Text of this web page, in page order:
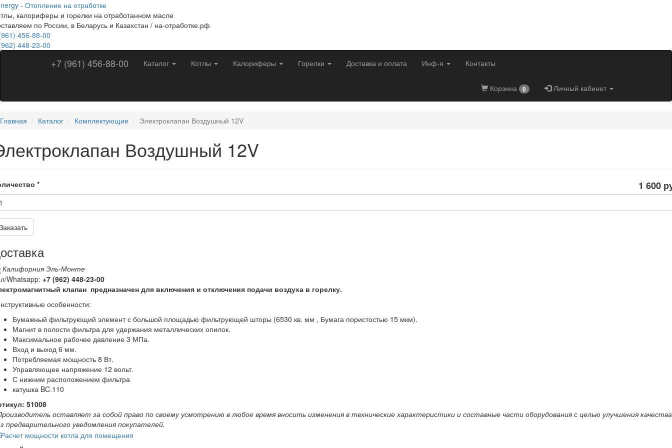
Перейти
к
основному
содержанию
- Отопление на отработке
калориферы и горелки на отработанном масле
по России, в Беларусь и Казахстан / на-отработке.рф
456-88-00
448-23-00
+7 (961) 456-88-00 Каталог Котлы Калориферы Горелки Доставка и оплата Инф-я Контакты
Корзина 0 Личный кабинет
Главная Каталог Комплектующие Электроклапан Воздушный 12V
Воздушный 12V
1 600
*
Калифорния Эль-Монте
Whatsapp: +7 (962) 448-23-00
клапан предназначен для включения и отключения подачи воздуха в горелку.
особенности:
Бумажный фильтрующий элемент с большой площадью фильтрующей шторы (6530 кв. мм , Бумага пористостью 15 мкм).
Магнит в полости фильтра для удержания металлических опилок.
Максимальное рабочее давление 3 МПа.
Вход и выход 6 мм.
Потребляемая мощность 8 Вт.
Управляющее напряжение 12 вольт.
С нижним расположением фильтра
катушка BC.110
51008
оставляет за собой право по своему усмотрению в любое время вносить изменения в технические характеристики и составные части оборудования с целью улучшения качества
предварительного уведомления покупателей.